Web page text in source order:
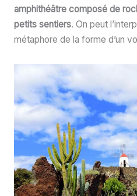
amphithéâtre composé de
petits sentiers. On peut
métaphore de la forme d’un